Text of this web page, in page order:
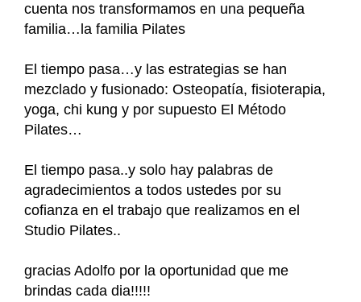
cuenta nos transformamos en una pequeña
familia…la familia Pilates
El tiempo pasa…y las estrategias se han
mezclado y fusionado: Osteopatía, fisioterapia,
yoga, chi kung y por supuesto El Método
Pilates…
El tiempo pasa..y solo hay palabras de
agradecimientos a todos ustedes por su
cofianza en el trabajo que realizamos en el
Studio Pilates..
gracias Adolfo por la oportunidad que me
brindas cada dia!!!!!